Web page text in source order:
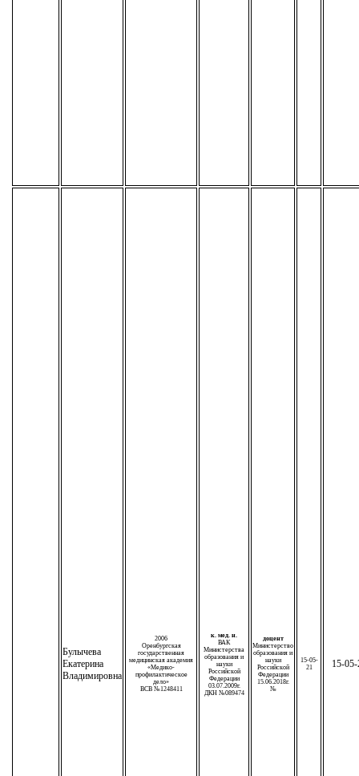
Булычева
Екатерина
Владимировна
2006
Оренбургская
государственная
медицинская академия
«Медико-
профилактическое
дело»
ВСВ №1248411
к. мед. н.
ВАК
Министерства
образования и
науки
Российской
Федерации
03.07.2009г.
ДКН №089474
доцент
Министерство
образования и
науки
Российской
Федерации
15.06.2018г.
№
15-05-
21
15-